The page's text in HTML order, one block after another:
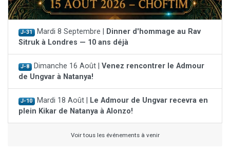
J-31 Mardi 8 Septembre |
Dinner d'hommage au Rav
Sitruk à Londres — 10 ans déjà
J-8 Dimanche 16 Août | Venez rencontrer le Admour
de Ungvar à Natanya!
J-10 Mardi 18 Août |
Le Admour de Ungvar recevra en
plein Kikar de Natanya à Alonzo!
Voir tous les événements à venir